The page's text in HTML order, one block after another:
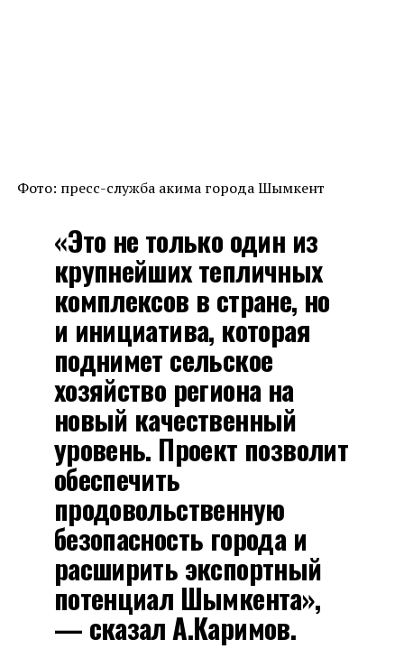
Фото: пресс-служба акима города Шымкент
«Это не только один из
крупнейших тепличных
комплексов в стране, но
и инициатива, которая
поднимет сельское
хозяйство региона на
новый качественный
уровень. Проект позволит
обеспечить
продовольственную
безопасность города и
расширить экспортный
потенциал Шымкента»,
— сказал А.Каримов.